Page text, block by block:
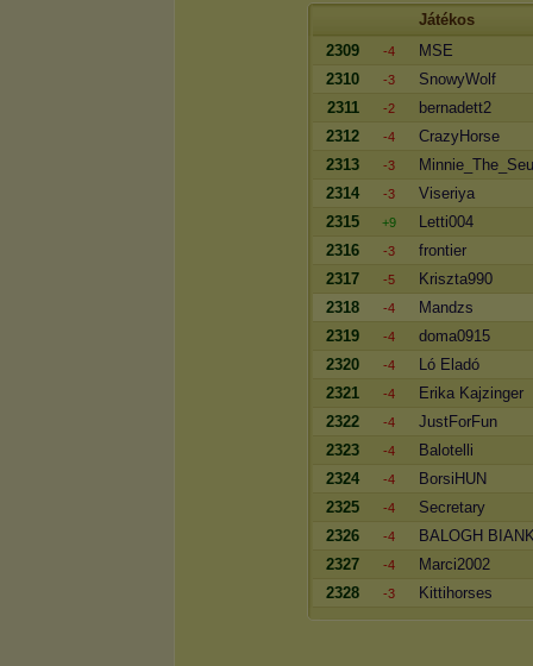
Játékos
2309
-4
MSE
2310
-3
SnowyWolf
2311
-2
bernadett2
2312
-4
CrazyHorse
2313
-3
2314
-3
Viseriya
2315
+9
Letti004
2316
-3
frontier
2317
-5
Kriszta990
2318
-4
Mandzs
2319
-4
doma0915
2320
-4
Ló Eladó
2321
-4
Erika Kajzinger
2322
-4
JustForFun
2323
-4
Balotelli
2324
-4
BorsiHUN
2325
-4
Secretary
2326
-4
BALOGH
2327
-4
Marci2002
2328
-3 Kittihorses